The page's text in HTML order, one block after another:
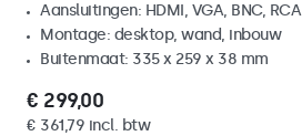
Aansluitingen: HDMI, VGA, BNC, RCA
Montage: desktop, wand, inbouw
Buitenmaat: 335 x 259 x 38 mm
€ 299,00
€ 361,79 incl. btw